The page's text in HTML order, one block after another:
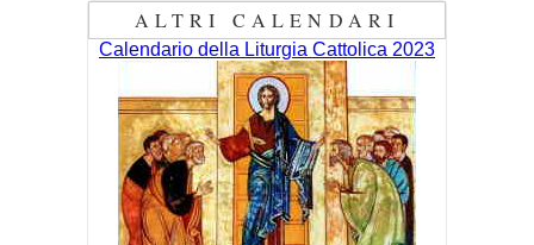
ALTRI CALENDARI
Calendario della Liturgia Cattolica 2023